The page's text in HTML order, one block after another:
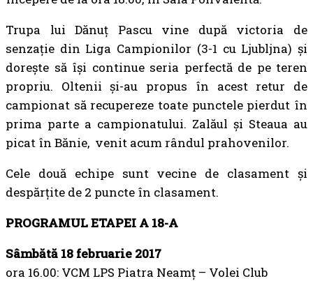
Trupa lui Dănuț Pascu vine după victoria de
senzație din Liga Campionilor (3-1 cu Ljubljna) și
dorește să își continue seria perfectă de pe teren
propriu. Oltenii și-au propus în acest retur de
campionat să recupereze toate punctele pierdut în
prima parte a campionatului. Zalăul și Steaua au
picat în Bănie, venit acum rândul prahovenilor.
Cele două echipe sunt vecine de clasament și
despărțite de 2 puncte în clasament.
PROGRAMUL ETAPEI A 18-A
Sâmbătă 18 februarie 2017
ora 16.00: VCM LPS Piatra Neamț – Volei Club